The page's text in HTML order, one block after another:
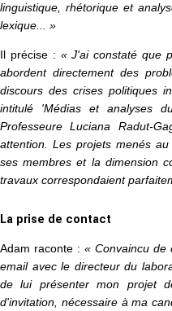
linguistique, rhétorique et
lexique... »
Il précise : « J'ai constaté que
abordent directement des
discours des crises politiques
intitulé 'Médias et analyses
Professeure Luciana Radut-
attention. Les projets menés
ses membres et la dimension
travaux correspondaient
La prise de contact
Adam raconte : « Convaincu de
email avec le directeur du
de lui présenter mon projet
d'invitation, nécessaire à ma